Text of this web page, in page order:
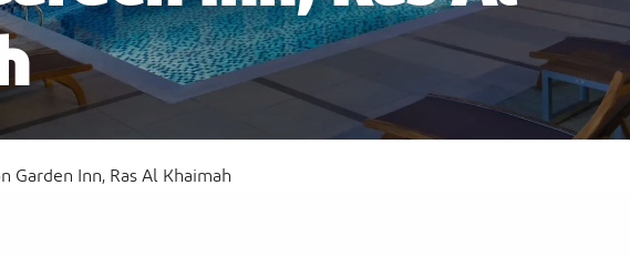
Khaimah Resort
Waldorf Astoria Ras Al Khaimah
Garden Inn, Ras Al Khaimah